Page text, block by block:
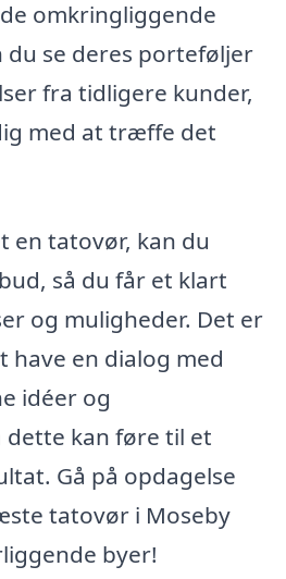
omkringliggende
du se deres porteføljer
fra tidligere kunder,
med at træffe det
en tatovør, kan du
så du får et klart
og muligheder. Det er
have en dialog med
idéer og
kan føre til et
Gå på opdagelse
tatovør i Moseby
byer!